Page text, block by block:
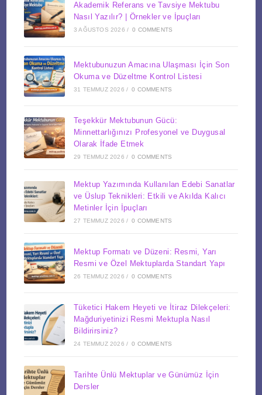
Akademik Referans ve Tavsiye Mektubu
Nasıl Yazılır? | Örnekler ve İpuçları
3 AĞUSTOS 2026 / 0 COMMENTS
Mektubunuzun Amacına Ulaşması İçin Son
Okuma ve Düzeltme Kontrol Listesi
31 TEMMUZ 2026 / 0 COMMENTS
Teşekkür Mektubunun Gücü:
Minnettarlığınızı Profesyonel ve Duygusal
Olarak İfade Etmek
29 TEMMUZ 2026 / 0 COMMENTS
Mektup Yazımında Kullanılan Edebi Sanatlar
ve Üslup Teknikleri: Etkili ve Akılda Kalıcı
Metinler İçin İpuçları
27 TEMMUZ 2026 / 0 COMMENTS
Mektup Formatı ve Düzeni: Resmi, Yarı
Resmi ve Özel Mektuplarda Standart Yapı
26 TEMMUZ 2026 / 0 COMMENTS
Tüketici Hakem Heyeti ve İtiraz Dilekçeleri:
Mağduriyetinizi Resmi Mektupla Nasıl
Bildirirsiniz?
24 TEMMUZ 2026 / 0 COMMENTS
Tarihte Ünlü Mektuplar ve Günümüz İçin
Dersler